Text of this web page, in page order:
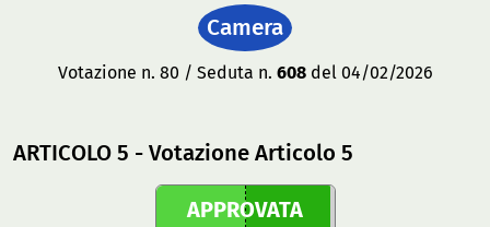
Camera
Votazione n. 80 / Seduta n. 608del 04/02/2026
ARTICOLO 5 - Votazione Articolo 5
APPROVATA